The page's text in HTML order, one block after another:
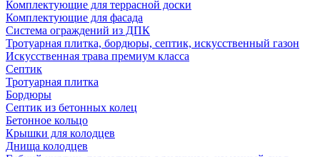
Комплектующие для террасной доски
Комплектующие для фасада
Система ограждений из ДПК
Тротуарная плитка, бордюры, септик, искусственный газон
Искусственная трава премиум класса
Септик
Тротуарная плитка
Бордюры
Септик из бетонных колец
Бетонное кольцо
Крышки для колодцев
Днища колодцев